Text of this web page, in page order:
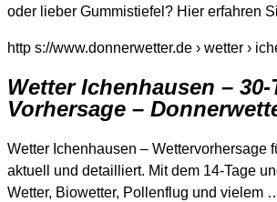
oder lieber Gummistiefel? Hier erfahren
http s://www.donnerwetter.de › wetter ›
Wetter Ichenhausen – 30-
Vorhersage –
Wetter Ichenhausen – Wettervorhersage
aktuell und detailliert. Mit dem 14-Tage
Wetter, Biowetter, Pollenflug und vielem